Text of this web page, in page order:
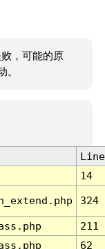
，可能的原
。
Line
14
324
211
62